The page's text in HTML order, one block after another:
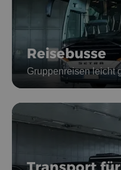
Reisebusse
Gruppenreisen leicht